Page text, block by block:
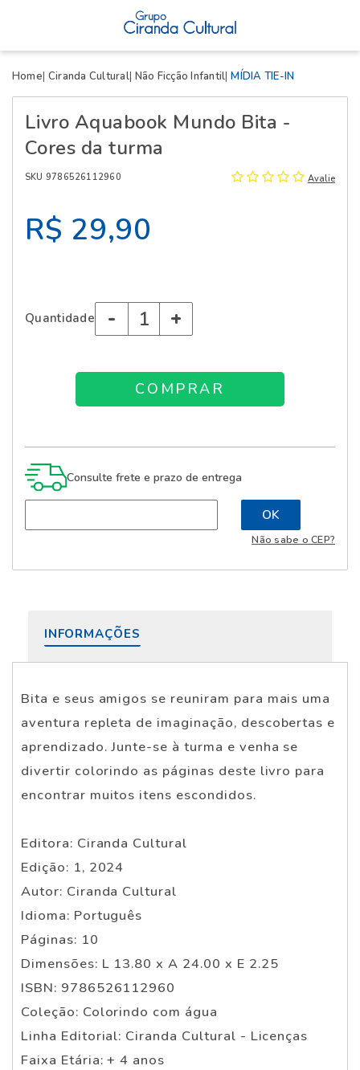
Home Ciranda Cultural Não Ficção Infantil MÍDIA TIE-IN
Livro Aquabook Mundo Bita -
Cores da turma
SKU 9786526112960 Avalie
R$ 29,90
Quantidade - +
Consulte frete e prazo de entrega
Não sabe o CEP?
INFORMAÇÕES
Bita e seus amigos se reuniram para mais uma
aventura repleta de imaginação, descobertas e
aprendizado. Junte-se à turma e venha se
divertir colorindo as páginas deste livro para
encontrar muitos itens escondidos.
Editora: Ciranda Cultural
Edição: 1, 2024
Autor: Ciranda Cultural
Idioma: Português
Páginas: 10
Dimensões: L 13.80 x A 24.00 x E 2.25
ISBN: 9786526112960
Coleção: Colorindo com água
Linha Editorial: Ciranda Cultural - Licenças
Faixa Etária: + 4 anos